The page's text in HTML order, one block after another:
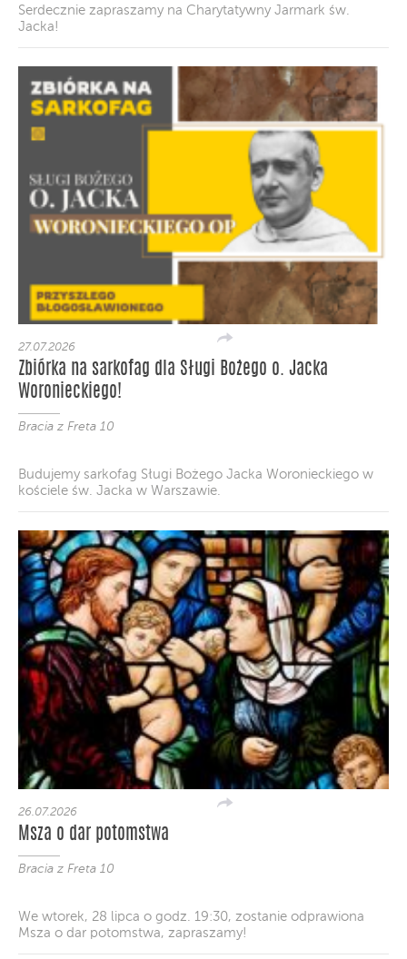
Serdecznie zapraszamy na Charytatywny Jarmark św.
Jacka!
27.07.2026
Zbiórka na sarkofag dla Sługi Bożego o. Jacka
Woronieckiego!
Bracia z Freta 10
Budujemy sarkofag Sługi Bożego Jacka Woronieckiego w
kościele św. Jacka w Warszawie.
26.07.2026
Msza o dar potomstwa
Bracia z Freta 10
We wtorek, 28 lipca o godz. 19:30, zostanie odprawiona
Msza o dar potomstwa, zapraszamy!